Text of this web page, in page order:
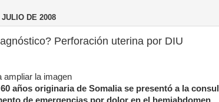
DE 2008
Perforación uterina por DIU
ampliar la imagen
años originaria de Somalia se presentó a la